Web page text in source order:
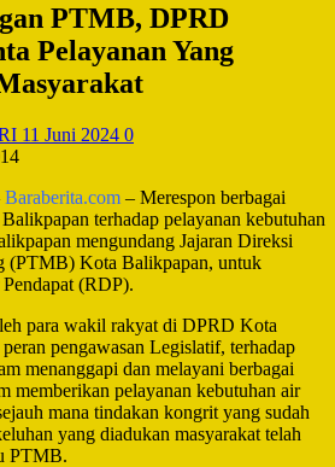
PTMB, DPRD
Pelayanan Yang
11 Juni 2024 0
Baraberita.com – Merespon berbagai
terhadap pelayanan kebutuhan
mengundang Jajaran Direksi
(PTMB) Kota Balikpapan, untuk
(RDP).
para wakil rakyat di DPRD Kota
pengawasan Legislatif, terhadap
menanggapi dan melayani berbagai
memberikan pelayanan kebutuhan air
mana tindakan kongrit yang sudah
yang diadukan masyarakat telah
PTMB.